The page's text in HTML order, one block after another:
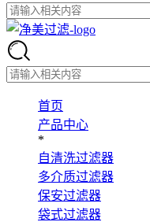
首页
产品中心
*
自清洗过滤器
多介质过滤器
保安过滤器
袋式过滤器